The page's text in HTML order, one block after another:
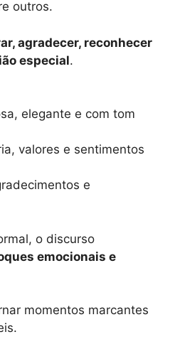
outros.
agradecer, reconhecer
especial.
elegante e com tom
valores e sentimentos
e
o discurso
emocionais e
momentos marcantes